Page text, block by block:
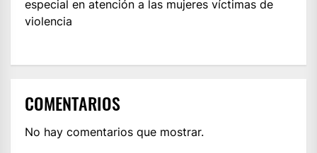
especial en atención a las mujeres víctimas de
violencia
COMENTARIOS
No hay comentarios que mostrar.